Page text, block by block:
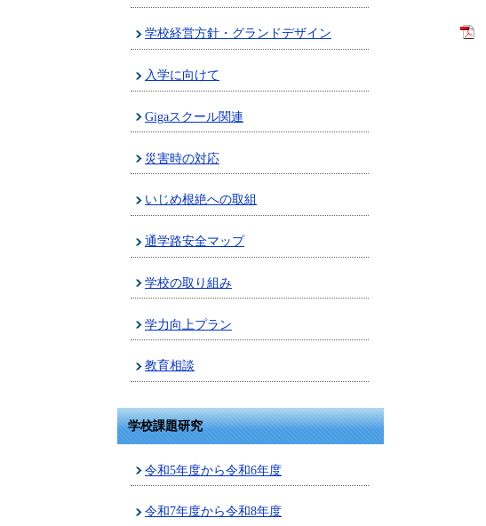
学校経営方針・グランドデザイン
入学に向けて
Gigaスクール関連
災害時の対応
いじめ根絶への取組
通学路安全マップ
学校の取り組み
学力向上プラン
教育相談
学校課題研究
令和5年度から令和6年度
令和7年度から令和8年度